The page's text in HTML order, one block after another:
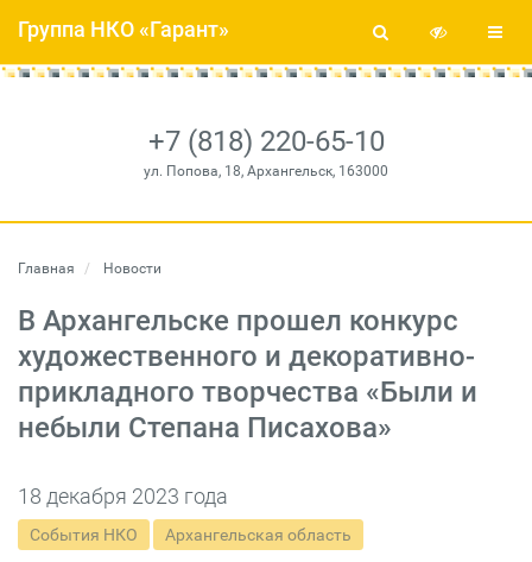
+7 (818) 220-65-10
ул. Попова, 18, Архангельск, 163000
Группа НКО «Гарант»
Главная Новости
В Архангельске прошел конкурс
художественного и декоративно-
прикладного творчества «Были и
небыли Степана Писахова»
18 декабря 2023 года
События НКО Архангельская область